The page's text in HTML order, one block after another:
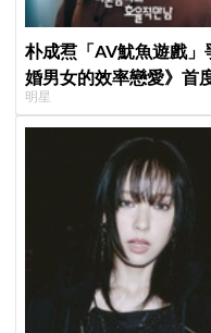
朴成焄「AV魷魚遊戲
婚男女的效率戀愛》首
明星